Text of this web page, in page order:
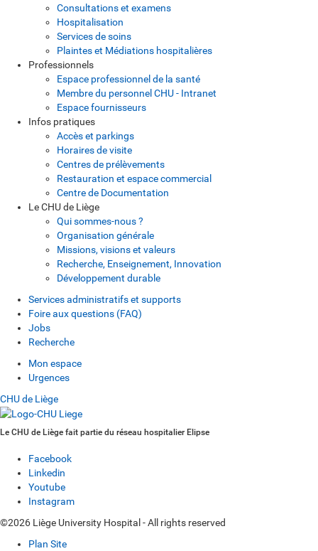
Consultations et examens
Hospitalisation
Services de soins
Plaintes et Médiations hospitalières
Professionnels
Espace professionnel de la santé
Membre du personnel CHU - Intranet
Espace fournisseurs
Infos pratiques
Accès et parkings
Horaires de visite
Centres de prélèvements
Restauration et espace commercial
Centre de Documentation
Le CHU de Liège
Qui sommes-nous ?
Organisation générale
Missions, visions et valeurs
Recherche, Enseignement, Innovation
Développement durable
Services administratifs et supports
Foire aux questions (FAQ)
Jobs
Recherche
Mon espace
Urgences
CHU de Liège
Le CHU de Liège fait partie du réseau hospitalier Elipse
Facebook
Linkedin
Youtube
Instagram
©2026 Liège University Hospital - All rights reserved
Plan Site